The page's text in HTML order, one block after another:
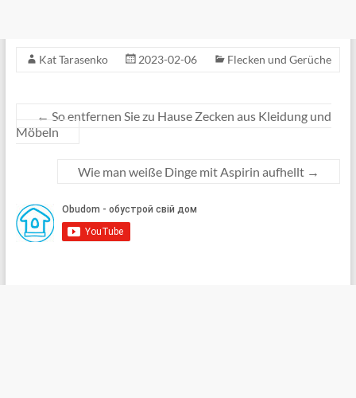
Kat Tarasenko 2023-02-06 Flecken und Gerüche
← So entfernen Sie zu Hause Zecken aus Kleidung und
Möbeln
Wie man weiße Dinge mit Aspirin aufhellt →